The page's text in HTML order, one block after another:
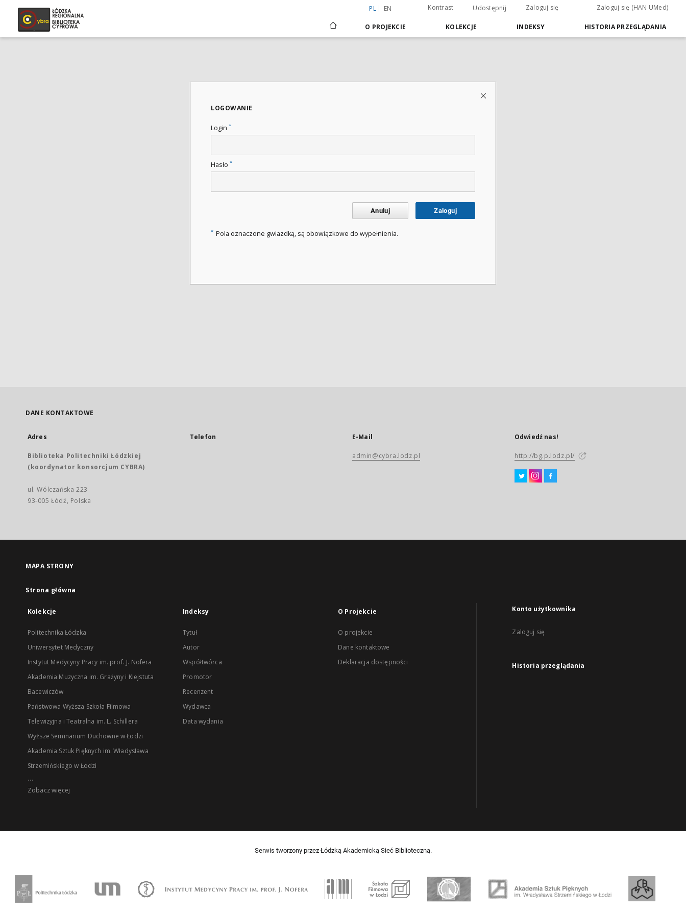
PL EN Kontrast Udostępnij Zaloguj się Zaloguj się (HAN UMed)
O PROJEKCIE KOLEKCJE INDEKSY HISTORIA PRZEGLĄDANIA
LOGOWANIE
Login *
Hasło *
Anuluj Zaloguj
* Pola oznaczone gwiazdką, są obowiązkowe do wypełnienia.
DANE KONTAKTOWE
Adres
Biblioteka Politechniki Łódzkiej
(koordynator konsorcjum CYBRA)
ul. Wólczańska 223
93-005 Łódź, Polska
Telefon E-Mail
admin@cybra.lodz.pl
Odwiedź nas!
http://bg.p.lodz.pl/
MAPA STRONY
Strona główna
Kolekcje
Politechnika Łódzka
Uniwersytet Medyczny
Instytut Medycyny Pracy im. prof. J. Nofera
Akademia Muzyczna im. Grażyny i Kiejstuta
Bacewiczów
Państwowa Wyższa Szkoła Filmowa
Telewizyjna i Teatralna im. L. Schillera
Wyższe Seminarium Duchowne w Łodzi
Akademia Sztuk Pięknych im. Władysława
Strzemińskiego w Łodzi
...
Zobacz więcej
Indeksy
Tytuł
Autor
Współtwórca
Promotor
Recenzent
Wydawca
Data wydania
O Projekcie
O projekcie
Dane kontaktowe
Deklaracja dostępności
Konto użytkownika
Zaloguj się
Historia przeglądania
Serwis tworzony przez Łódzką Akademicką Sieć Biblioteczną.